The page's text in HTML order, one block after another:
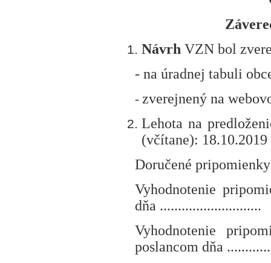
NávrhVZN bol
- na úradnej tabuli
- zverejnený na
Lehota na
(včítane): 18.10.2019
Doručené
Vyhodnotenie
dňa ............................
Vyhodnotenie
poslancom dňa